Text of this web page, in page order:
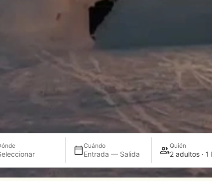
Cuándo
Entrada — Salida
Quién
2 adultos ·